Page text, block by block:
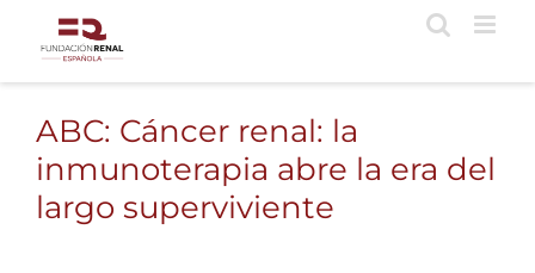
contenido
ABC: Cáncer renal: la
inmunoterapia abre la era del
largo superviviente